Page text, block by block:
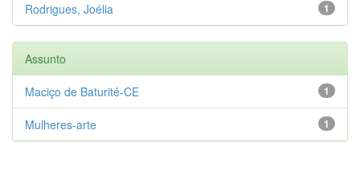
1
Rodrigues, Joélia
Assunto
1
Maciço de Baturité-CE
1
Mulheres-arte